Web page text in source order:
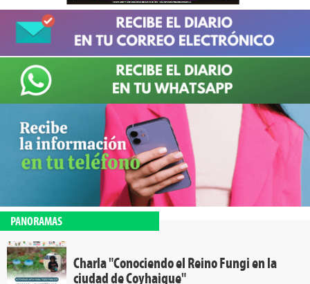
PANORAMAS
Charla "Conociendo el Reino Fungi en la
ciudad de Coyhaique"